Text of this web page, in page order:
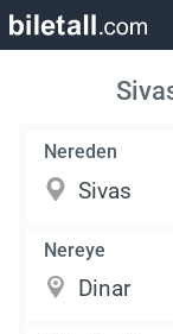
Nereden
Nereye